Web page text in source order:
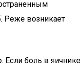
Реже возникает
Если боль в яичнике